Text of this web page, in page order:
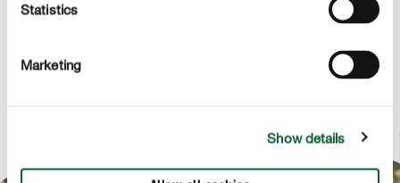
Statistics
Marketing
Show details
TECHNISCHE DETAILS
FRAG UNS ZUM PRODUKT